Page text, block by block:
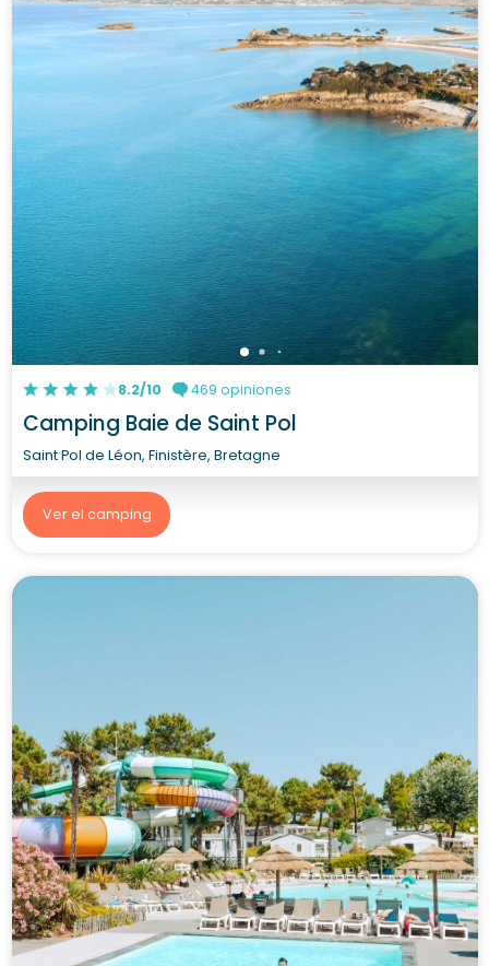
8.2/10 469 opiniones
Camping Baie de Saint Pol
Saint Pol de Léon, Finistère, Bretagne
Ver el camping